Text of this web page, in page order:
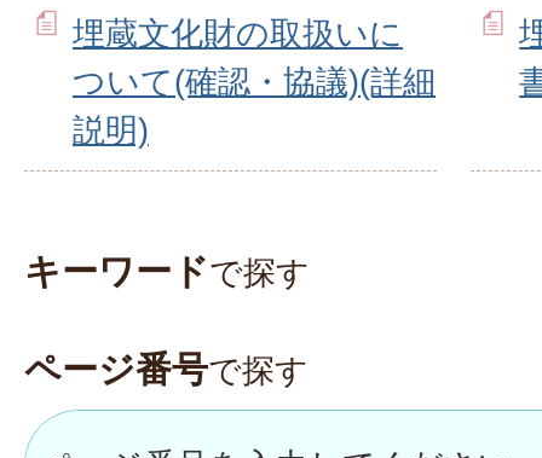
埋蔵文化財の取扱いに
ついて(確認・協議)(詳細
説明)
キーワードで探す
ページ番号で探す